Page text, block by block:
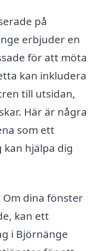
på
erbjuder en
för att möta
kan inkludera
till utsidan,
Här är några
som ett
hjälpa dig
Om dina fönster
kan ett
i Björnänge